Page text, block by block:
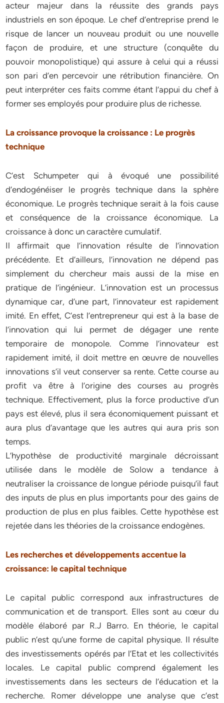
acteur majeur dans la réussite des grands pays
industriels en son époque. Le chef d’entreprise prend le
risque de lancer un nouveau produit ou une nouvelle
façon de produire, et une structure (conquête du
pouvoir monopolistique) qui assure à celui qui a réussi
son pari d’en percevoir une rétribution financière. On
peut interpréter ces faits comme étant l’appui du chef à
former ses employés pour produire plus de richesse.
La croissance provoque la croissance : Le progrès
technique
C’est Schumpeter qui à évoqué une possibilité
d’endogénéiser le progrès technique dans la sphère
économique. Le progrès technique serait à la fois cause
et conséquence de la croissance économique. La
croissance à donc un caractère cumulatif.
Il affirmait que l’innovation résulte de l’innovation
précédente. Et d’ailleurs, l’innovation ne dépend pas
simplement du chercheur mais aussi de la mise en
pratique de l’ingénieur. L’innovation est un processus
dynamique car, d’une part, l’innovateur est rapidement
imité. En effet, C’est l’entrepreneur qui est à la base de
l’innovation qui lui permet de dégager une rente
temporaire de monopole. Comme l’innovateur est
rapidement imité, il doit mettre en œuvre de nouvelles
innovations s’il veut conserver sa rente. Cette course au
profit va être à l’origine des courses au progrès
technique. Effectivement, plus la force productive d’un
pays est élevé, plus il sera économiquement puissant et
aura plus d’avantage que les autres qui aura pris son
temps.
L’hypothèse de productivité marginale décroissant
utilisée dans le modèle de Solow a tendance à
neutraliser la croissance de longue période puisqu’il faut
des inputs de plus en plus importants pour des gains de
production de plus en plus faibles. Cette hypothèse est
rejetée dans les théories de la croissance endogènes.
Les recherches et développements accentue la
croissance: le capitaltechnique
Le capital public correspond aux infrastructures de
communication et de transport. Elles sont au cœur du
modèle élaboré par R.J Barro. En théorie, le capital
public n’est qu’une forme de capital physique. Il résulte
des investissements opérés par l’Etat et les collectivités
locales. Le capital public comprend également les
investissements dans les secteurs de l’éducation et la
recherche. Romer développe une analyse que c’est